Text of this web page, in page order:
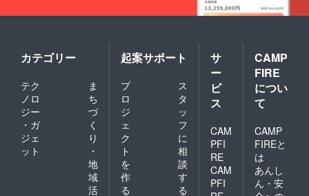
カテゴリー
テク
ノロ
ジー
・ガ
ジェ
ット
ま
ち
づ
く
り
・
地
域
活
起案サポート
プ
ロ
ジ
ェ
ク
ト
を
作
る
ス
タ
ッ
フ
に
相
談
す
る
サ
ー
ビ
ス
CAM
PFI
RE
CAM
PFI
CAMP
FIRE
につい
て
CAMP
FIREと
は
あんし
ん・安